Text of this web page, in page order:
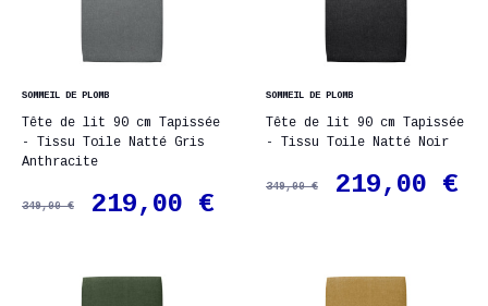
SOMMEIL DE PLOMB
Tête de lit 90 cm Tapissée
- Tissu Toile Natté Gris
Anthracite
349,00 € 219,00 €
SOMMEIL DE PLOMB
Tête de lit 90 cm Tapissée
- Tissu Toile Natté Noir
349,00 € 219,00 €